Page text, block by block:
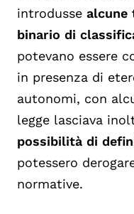
introdusse alcune
binario di
potevano essere
in presenza di
autonomi, con
legge lasciava
possibilità di
potessero
normative.